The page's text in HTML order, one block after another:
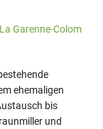
Garenne-Colombes“
ehemaligen
bis
und